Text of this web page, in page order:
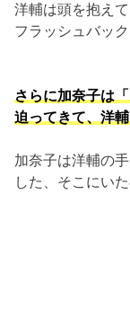
洋輔は頭を抱え
フラッシュバッ
さらに加奈子は
迫ってきて、洋
加奈子は洋輔の
した、そこにい